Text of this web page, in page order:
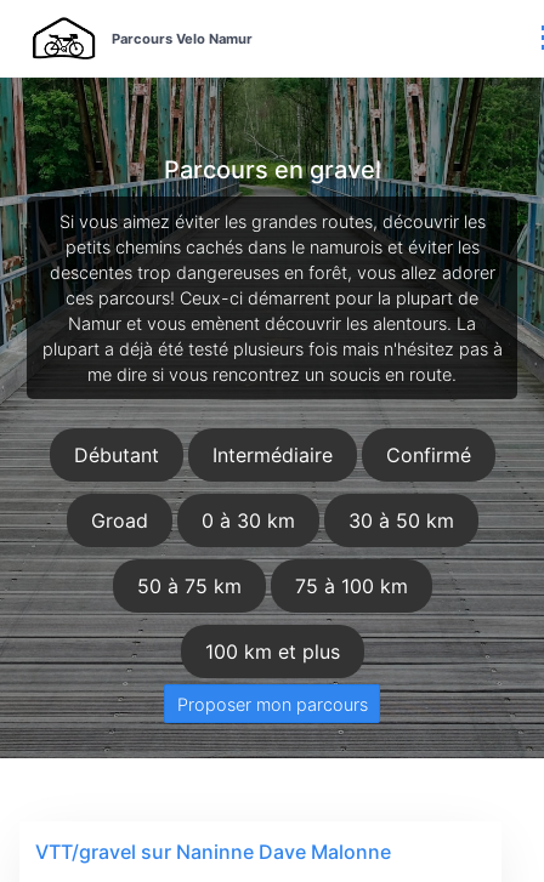
Parcours Velo Namur
Parcours en gravel
Si vous aimez éviter les grandes routes, découvrir les
petits chemins cachés dans le namurois et éviter les
descentes trop dangereuses en forêt, vous allez adorer
ces parcours! Ceux-ci démarrent pour la plupart de
Namur et vous emènent découvrir les alentours. La
plupart a déjà été testé plusieurs fois mais n'hésitez pas à
me dire si vous rencontrez un soucis en route.
Débutant Intermédiaire Confirmé
Groad 0 à 30 km 30 à 50 km
50 à 75 km 75 à 100 km
100 km et plus
Proposer mon parcours
VTT/gravel sur Naninne Dave Malonne